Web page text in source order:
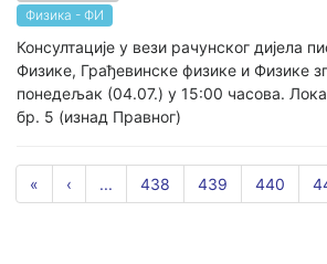
Физика - ФИ
Консултације у вези рачунског дијела
Физике, Грађевинске физике и Физике
понедељак (04.07.) у 15:00 часова.
бр. 5 (изнад Правног)
« ‹ ... 438 439 440